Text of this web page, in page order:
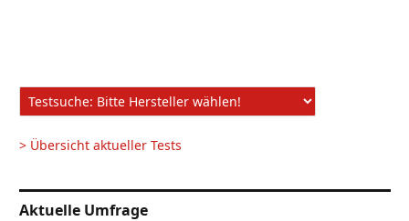
> Übersicht aktueller Tests
Aktuelle Umfrage